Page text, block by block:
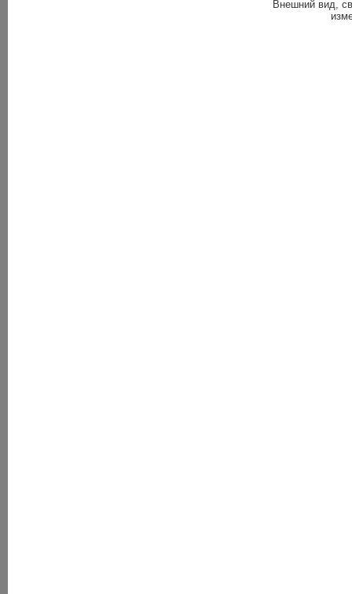
Внешний вид,